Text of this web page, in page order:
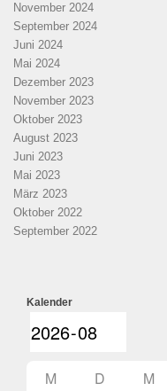
November 2024
September 2024
Juni 2024
Mai 2024
Dezember 2023
November 2023
Oktober 2023
August 2023
Juni 2023
Mai 2023
März 2023
Oktober 2022
September 2022
Kalender
M D M